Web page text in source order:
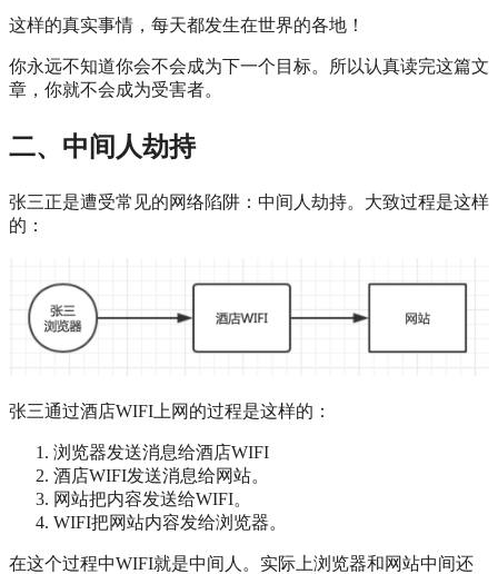
这样的真实事情，每天都发生在世界的各地！
你永远不知道你会不会成为下一个目标。所以认真读完这篇文
章，你就不会成为受害者。
二、中间人劫持
张三正是遭受常见的网络陷阱：中间人劫持。大致过程是这样
的：
张三通过酒店WIFI上网的过程是这样的：
浏览器发送消息给酒店WIFI
酒店WIFI发送消息给网站。
网站把内容发送给WIFI。
WIFI把网站内容发给浏览器。
在这个过程中WIFI就是中间人。实际上浏览器和网站中间还